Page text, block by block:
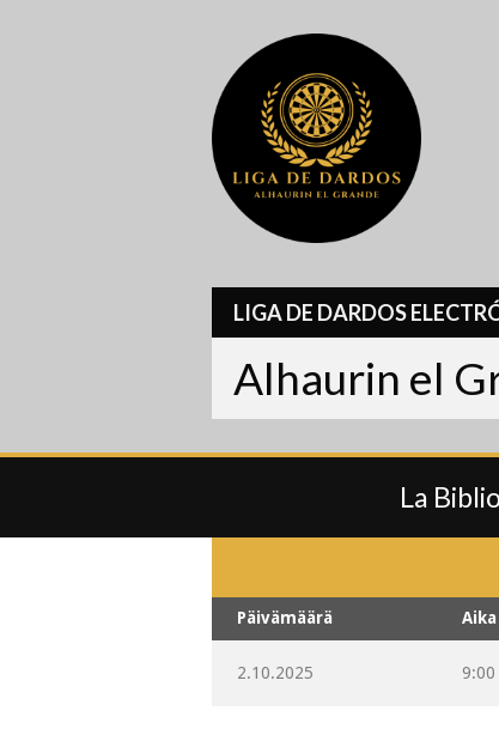
LIGA DE DARDOS
Alhaurin el
La
Päivämäärä Aika
2.10.2025 9:00